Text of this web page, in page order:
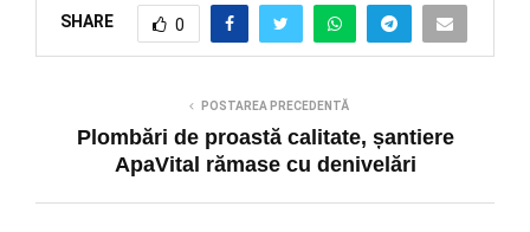
SHARE 0
POSTAREA PRECEDENTĂ
Plombări de proastă calitate, șantiere
ApaVital rămase cu denivelări